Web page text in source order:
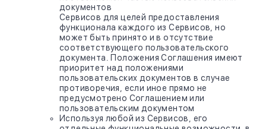
документов
Сервисов для целей предоставления
функционала каждого из Сервисов, но
может быть принято и в отсутствие
соответствующего пользовательского
документа. Положения Соглашения имеют
приоритет над положениями
пользовательских документов в случае
противоречия, если иное прямо не
предусмотрено Соглашением или
пользовательским документом
Используя любой из Сервисов, его